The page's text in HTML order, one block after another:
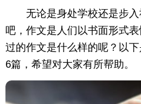
无论是身处学校还是步入
吧，作文是人们以书面形式
过的作文是什么样的呢？以
6篇，希望对大家有所帮助。